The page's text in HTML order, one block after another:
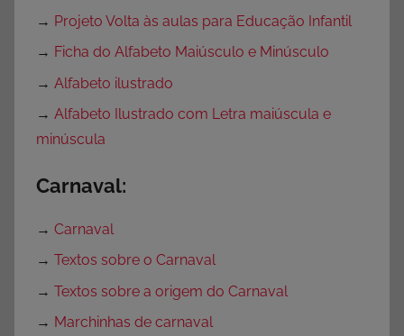
→ Projeto Volta às aulas para Educação Infantil
→ Ficha do Alfabeto Maiúsculo e Minúsculo
→ Alfabeto ilustrado
→ Alfabeto Ilustrado com Letra maiúscula e
minúscula
Carnaval:
→ Carnaval
→ Textos sobre o Carnaval
→ Textos sobre a origem do Carnaval
→ Marchinhas de carnaval